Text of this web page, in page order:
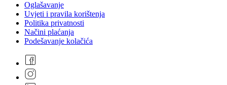
Oglašavanje
Uvjeti i pravila korištenja
Politika privatnosti
Načini plaćanja
Podešavanje kolačića